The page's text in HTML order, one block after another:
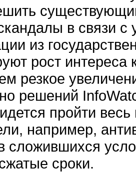
в связи
из
рост
резкое
решений
пройти
например,
сложившихся
сроки.